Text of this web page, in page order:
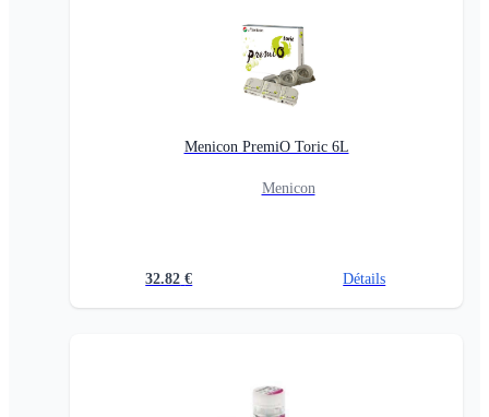
Menicon PremiO Toric 6L
Menicon
32.82 € Détails